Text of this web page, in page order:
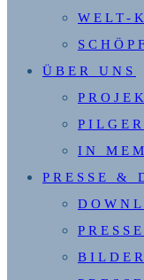
WELT-
ÜBER UNS
IN
PRESSE &